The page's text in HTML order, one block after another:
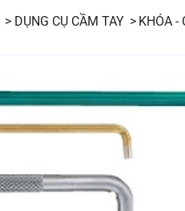
DỤNG CỤ CẦM TAY KHÓA -